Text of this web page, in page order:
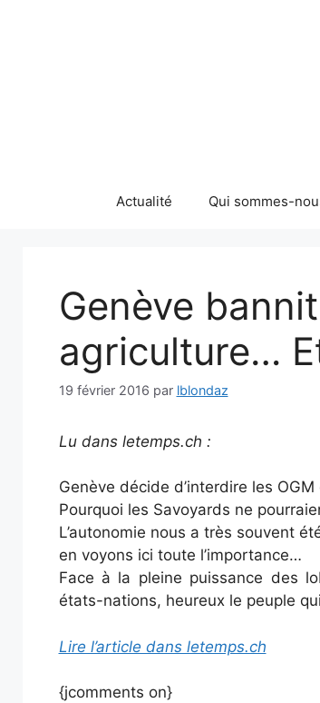
Actualité Qui sommes-
Genève
agriculture…
19 février 2016 par lblondaz
Lu dans letemps.ch :
Genève décide d’interdire les
Pourquoi les Savoyards ne
L’autonomie nous a très souvent
en voyons ici toute l’importance…
Face à la pleine puissance des
états-nations, heureux le peuple
Lire l’article dans letemps.ch
{jcomments on}